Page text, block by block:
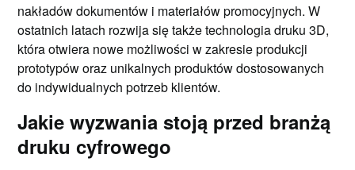
nakładów dokumentów i materiałów promocyjnych. W
ostatnich latach rozwija się także technologia druku 3D,
która otwiera nowe możliwości w zakresie produkcji
prototypów oraz unikalnych produktów dostosowanych
do indywidualnych potrzeb klientów.
Jakie wyzwania stoją przed branżą
druku cyfrowego